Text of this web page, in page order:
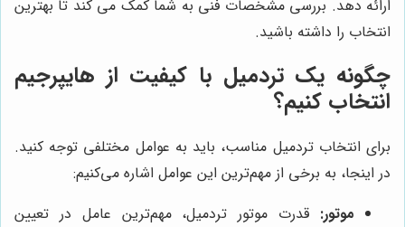
ارائه دهد. بررسی مشخصات فنی به شما کمک می کند تا بهترین
انتخاب را داشته باشید.
چگونه یک تردمیل با کیفیت از هایپرجیم
انتخاب کنیم؟
برای انتخاب تردمیل مناسب، باید به عوامل مختلفی توجه کنید.
در اینجا، به برخی از مهم‌ترین این عوامل اشاره می‌کنیم:
موتور: قدرت موتور تردمیل، مهم‌ترین عامل در تعیین